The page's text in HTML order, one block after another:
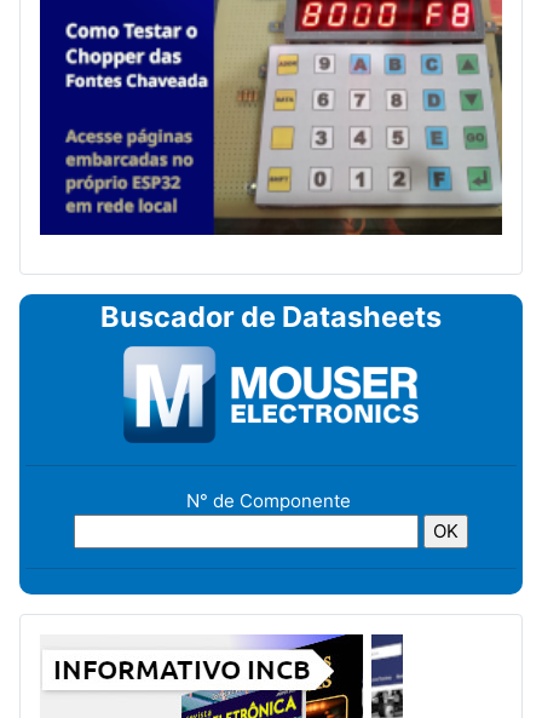
Buscador de Datasheets
N° de Componente